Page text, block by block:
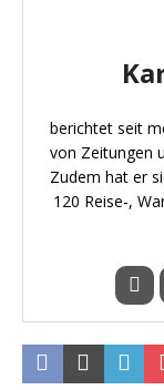
berichtet seit
von Zeitungen
Zudem hat er
120 Reise-,